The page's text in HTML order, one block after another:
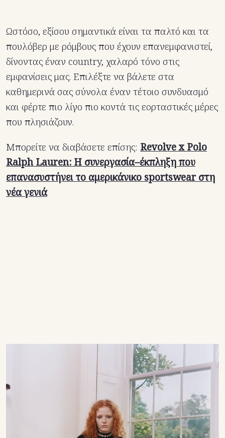
Ωστόσο, εξίσου σημαντικά είναι τα παλτό και τα
πουλόβερ με ρόμβους που έχουν επανεμφανιστεί,
δίνοντας έναν country, χαλαρό τόνο στις
εμφανίσεις μας. Επιλέξτε να βάλετε στα
καθημερινά σας σύνολα έναν τέτοιο συνδυασμό
και φέρτε πιο λίγο πιο κοντά τις εορταστικές μέρες
που πλησιάζουν.
Μπορείτε να διαβάσετε επίσης: Revolve x Polo
Ralph Lauren: Η συνεργασία–έκπληξη που
επανασυστήνει το αμερικάνικο sportswear στη
νέα γενιά